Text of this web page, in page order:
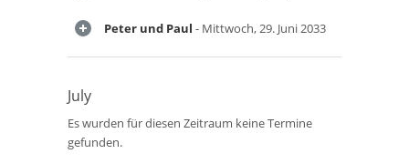
Peter und Paul - Mittwoch, 29. Juni 2033
July
Es wurden für diesen Zeitraum keine Termine
gefunden.